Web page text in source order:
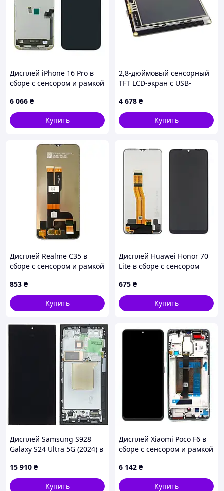
Дисплей iPhone 16 Pro в
сборе с сенсором и рамкой
замену IC)
6 066 ₴
Купить
2,8-дюймовый сенсорный
TFT LCD-экран с USB-
4 678 ₴
Купить
Дисплей Realme C35 в
сборе с сенсором и рамкой
853 ₴
Купить
Дисплей Huawei Honor 70
Lite в сборе с сенсором
675 ₴
Купить
Дисплей Samsung S928
Galaxy S24 Ultra 5G (2024) в
black (Original Assembled)
15 910 ₴
Купить
Дисплей Xiaomi Poco F6 в
сборе с сенсором и рамкой
6 142 ₴
Купить